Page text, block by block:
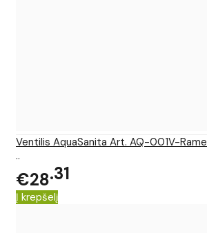
Ventilis AquaSanita Art. AQ-001V-Rame
..
€28 31
Į krepšelį